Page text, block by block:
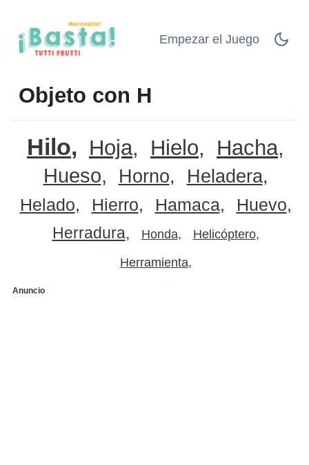
Empezar el Juego
Objeto con H
Hilo Hoja Hielo Hacha
Hueso Horno Heladera
Helado Hierro Hamaca Huevo
Herradura Honda Helicóptero
Herramienta
Anuncio